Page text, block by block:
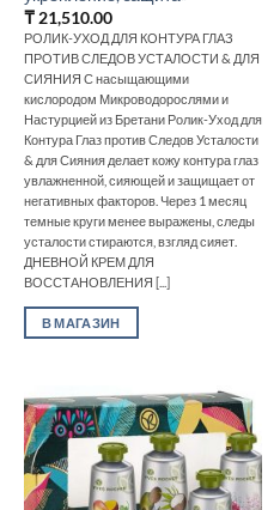
₸21,510.00
РОЛИК-УХОД ДЛЯ КОНТУРА ГЛАЗ
ПРОТИВ СЛЕДОВ УСТАЛОСТИ & ДЛЯ
СИЯНИЯ С насыщающими
кислородом Микроводорослями и
Настурцией из Бретани Ролик-Уход для
Контура Глаз против Следов Усталости
& для Сияния делает кожу контура глаз
увлажненной, сияющей и защищает от
негативных факторов. Через 1 месяц
темные круги менее выражены, следы
усталости стираются, взгляд сияет.
ДНЕВНОЙ КРЕМ ДЛЯ
ВОССТАНОВЛЕНИЯ [...]
В МАГАЗИН